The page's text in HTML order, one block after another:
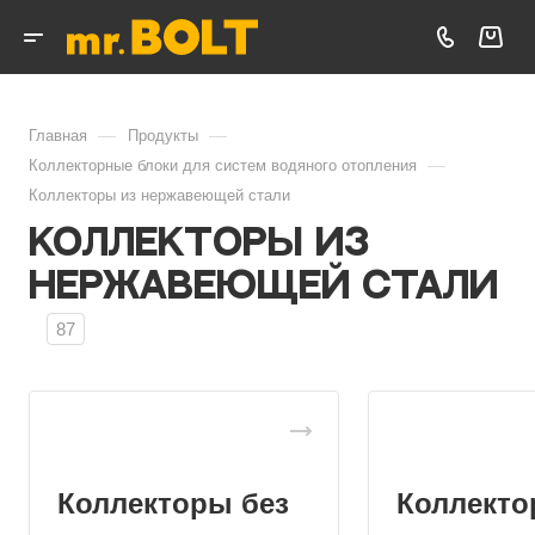
Главная — Продукты —
Коллекторные блоки для систем водяного отопления —
Коллекторы из нержавеющей стали
Коллекторы из
нержавеющей стали
87
Коллекторы без